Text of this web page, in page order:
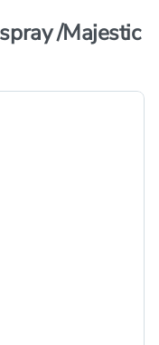
/Majestic